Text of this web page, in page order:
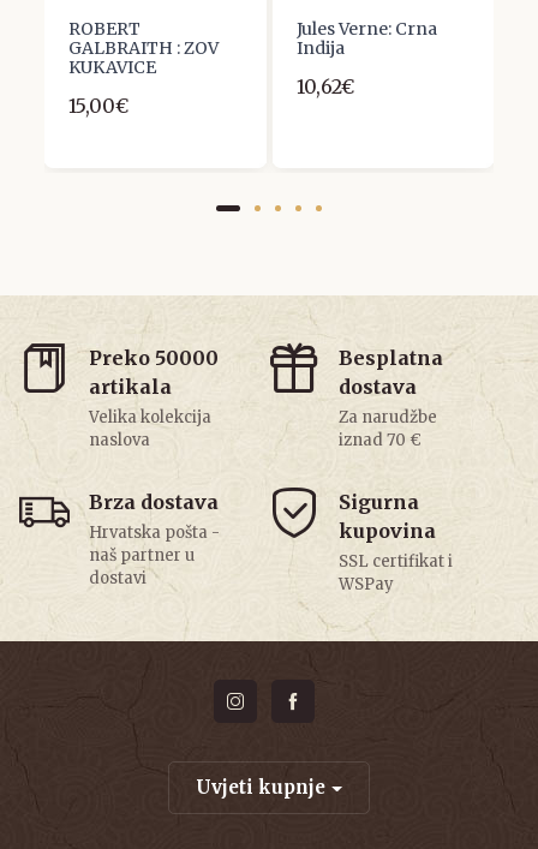
ROBERT
GALBRAITH : ZOV
KUKAVICE
15,00€
Jules Verne: Crna
Indija
10,62€
Preko 50000
artikala
Velika kolekcija
naslova
Besplatna
dostava
Za narudžbe
iznad 70 €
Brza dostava
Hrvatska pošta -
naš partner u
dostavi
Sigurna
kupovina
SSL certifikat i
WSPay
Uvjeti kupnje